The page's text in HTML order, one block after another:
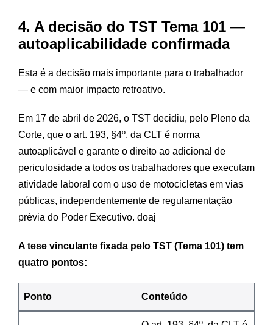
4. A decisão do TST Tema 101 —
autoaplicabilidade confirmada
Esta é a decisão mais importante para o trabalhador
— e com maior impacto retroativo.
Em 17 de abril de 2026, o TST decidiu, pelo Pleno da
Corte, que o art. 193, §4º, da CLT é norma
autoaplicável e garante o direito ao adicional de
periculosidade a todos os trabalhadores que executam
atividade laboral com o uso de motocicletas em vias
públicas, independentemente de regulamentação
prévia do Poder Executivo. doaj
A tese vinculante fixada pelo TST (Tema 101) tem
quatro pontos:
Ponto Conteúdo